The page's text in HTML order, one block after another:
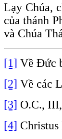
Lạy Chúa,
của thánh
và Chúa
[1] Về Đức
[2] Về các
[3] O.C.,
[4]